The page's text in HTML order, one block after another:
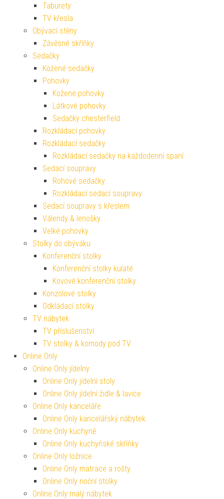
Taburety
TV křesla
Obývací stěny
Závěsné skříňky
Sedačky
Kožené sedačky
Pohovky
Kožené pohovky
Látkové pohovky
Sedačky chesterfield
Rozkládací pohovky
Rozkládací sedačky
Rozkládací sedačky na každodenní spaní
Sedací soupravy
Rohové sedačky
Rozkládací sedací soupravy
Sedací soupravy s křeslem
Válendy & lenošky
Velké pohovky
Stolky do obýváku
Konferenční stolky
Konferenční stolky kulaté
Kovové konferenční stolky
Konzolové stolky
Odkládací stolky
TV nábytek
TV příslušenství
TV stolky & komody pod TV
Online Only
Online Only jídelny
Online Only jídelní stoly
Online Only jídelní židle & lavice
Online Only kanceláře
Online Only kancelářský nábytek
Online Only kuchyně
Online Only kuchyňské skříňky
Online Only ložnice
Online Only matrace a rošty
Online Only noční stolky
Online Only malý nábytek